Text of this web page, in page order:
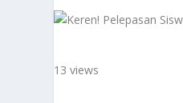
13 views